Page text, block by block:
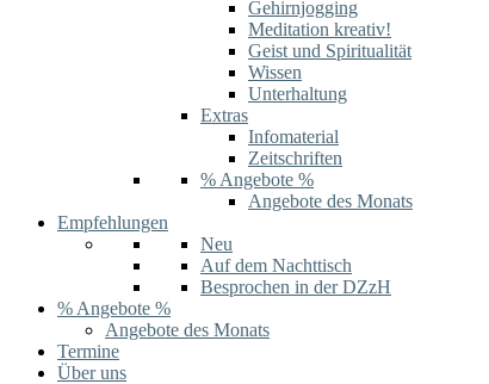
Gehirnjogging
Meditation kreativ!
Geist und Spiritualität
Wissen
Unterhaltung
Extras
Infomaterial
Zeitschriften
% Angebote %
Angebote des Monats
Empfehlungen
Neu
Auf dem Nachttisch
Besprochen in der DZzH
% Angebote %
Angebote des Monats
Termine
Über uns